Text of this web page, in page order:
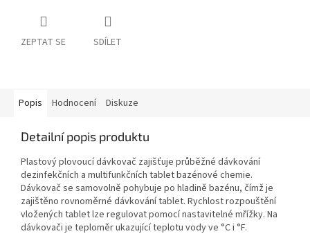
ZEPTAT SE SDÍLET
Popis Hodnocení Diskuze
Detailní popis produktu
Plastový plovoucí dávkovač zajišťuje průběžné dávkování
dezinfekčních a multifunkčních tablet bazénové chemie.
Dávkovač se samovolně pohybuje po hladině bazénu, čímž je
zajištěno rovnoměrné dávkování tablet. Rychlost rozpouštění
vložených tablet lze regulovat pomocí nastavitelné mřížky. Na
dávkovači je teploměr ukazující teplotu vody ve °C i °F.